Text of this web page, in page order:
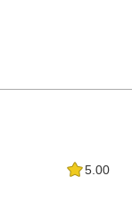
5.00